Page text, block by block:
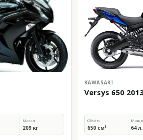
Масса
209 кг
KAWASAKI
Versys 650
Объём
650 см³ 64